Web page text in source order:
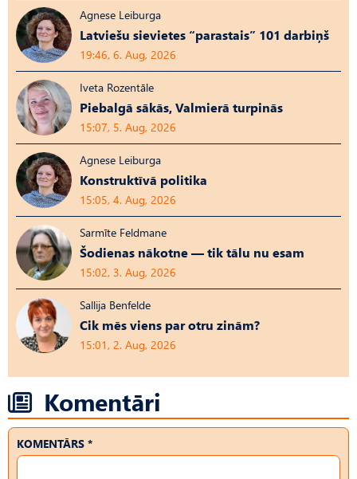
Agnese Leiburga
Latviešu sievietes “parastais” 101 darbiņš
19:46, 6. Aug, 2026
Iveta Rozentāle
Piebalgā sākās, Valmierā turpinās
15:07, 5. Aug, 2026
Agnese Leiburga
Konstruktīvā politika
15:05, 4. Aug, 2026
Sarmīte Feldmane
Šodienas nākotne — tik tālu nu esam
15:02, 3. Aug, 2026
Sallija Benfelde
Cik mēs viens par otru zinām?
15:01, 2. Aug, 2026
Komentāri
KOMENTĀRS *